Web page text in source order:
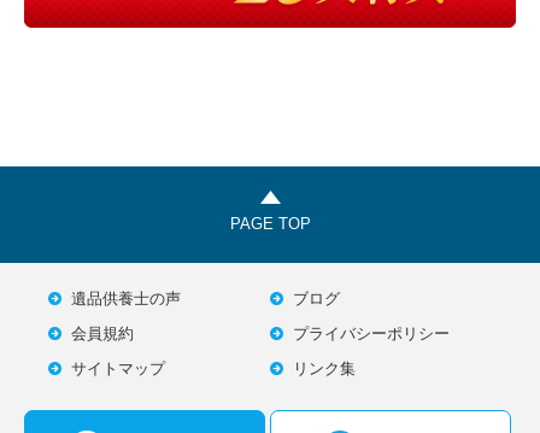
PAGE TOP
遺品供養士の声
ブログ
会員規約
プライバシーポリシー
サイトマップ
リンク集